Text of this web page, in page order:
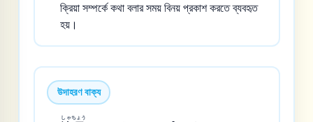
ক্রিয়া সম্পর্কে কথা বলার সময় বিনয় প্রকাশ করতে ব্যবহৃত
হয়।
উদাহরণ বাক্য
しゃちょう